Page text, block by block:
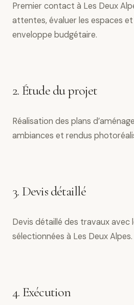
Premier contact à Les Deux
attentes, évaluer les espaces
enveloppe budgétaire.
2. Étude du projet
Réalisation des plans
ambiances et rendus
3. Devis détaillé
Devis détaillé des travaux avec
sélectionnées à Les Deux Alpes.
4. Exécution